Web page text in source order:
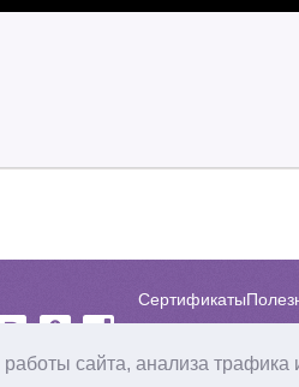
Сертификаты
сайта, анализа трафика